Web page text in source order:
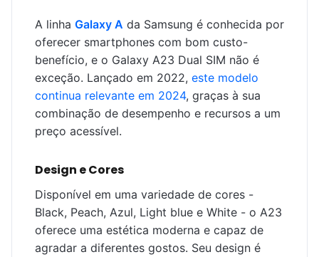
A linha Galaxy A da Samsung é conhecida por
oferecer smartphones com bom custo-
benefício, e o Galaxy A23 Dual SIM não é
exceção. Lançado em 2022, este modelo
continua relevante em 2024, graças à sua
combinação de desempenho e recursos a um
preço acessível.
Design e Cores
Disponível em uma variedade de cores -
Black, Peach, Azul, Light blue e White - o A23
oferece uma estética moderna e capaz de
agradar a diferentes gostos. Seu design é